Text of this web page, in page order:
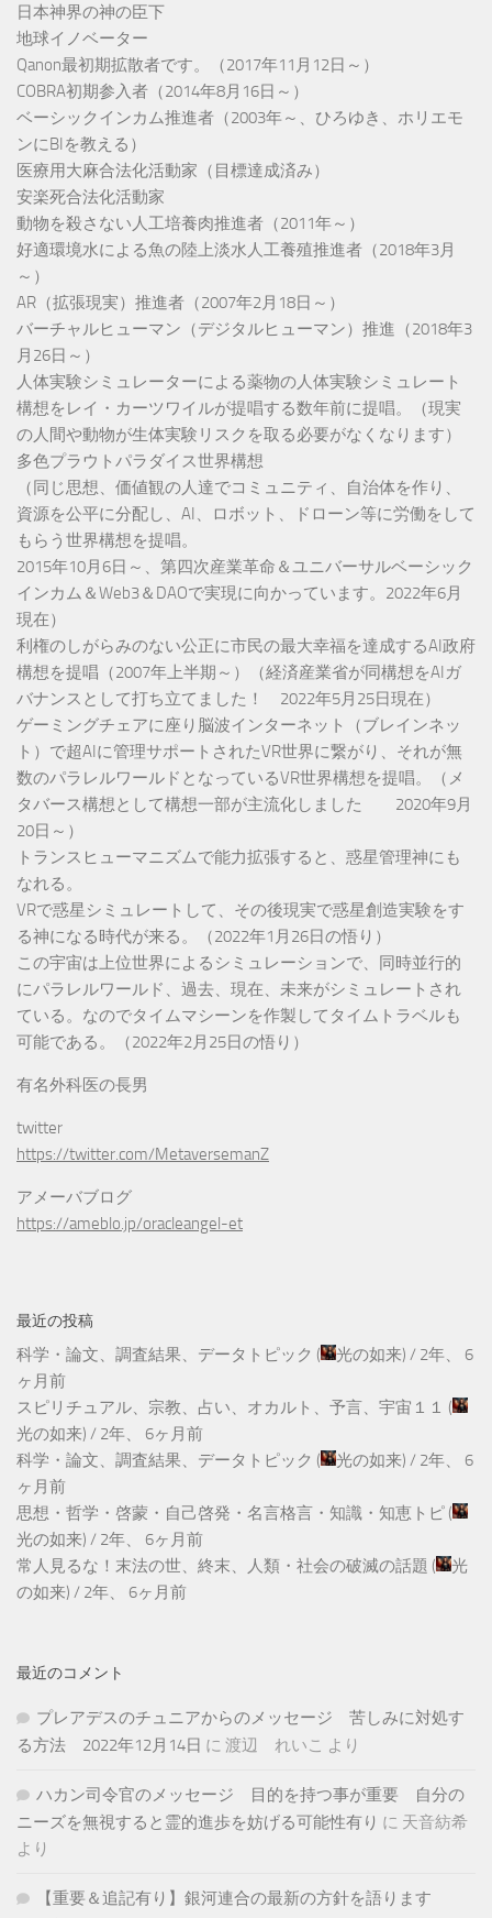
日本神界の神の臣下
地球イノベーター
Qanon最初期拡散者です。（2017年11月12日～）
COBRA初期参入者（2014年8月16日～）
ベーシックインカム推進者（2003年～、ひろゆき、ホリエモ
ンにBIを教える）
医療用大麻合法化活動家（目標達成済み）
安楽死合法化活動家
動物を殺さない人工培養肉推進者（2011年～）
好適環境水による魚の陸上淡水人工養殖推進者（2018年3月
～）
AR（拡張現実）推進者（2007年2月18日～）
バーチャルヒューマン（デジタルヒューマン）推進（2018年3
月26日～）
人体実験シミュレーターによる薬物の人体実験シミュレート
構想をレイ・カーツワイルが提唱する数年前に提唱。（現実
の人間や動物が生体実験リスクを取る必要がなくなります）
多色プラウトパラダイス世界構想
（同じ思想、価値観の人達でコミュニティ、自治体を作り、
資源を公平に分配し、AI、ロボット、ドローン等に労働をして
もらう世界構想を提唱。
2015年10月6日～、第四次産業革命＆ユニバーサルベーシック
インカム＆Web3＆DAOで実現に向かっています。2022年6月
現在）
利権のしがらみのない公正に市民の最大幸福を達成するAI政府
構想を提唱（2007年上半期～）（経済産業省が同構想をAIガ
バナンスとして打ち立てました！ 2022年5月25日現在）
ゲーミングチェアに座り脳波インターネット（ブレインネッ
ト）で超AIに管理サポートされたVR世界に繋がり、それが無
数のパラレルワールドとなっているVR世界構想を提唱。（メ
タバース構想として構想一部が主流化しました 2020年9月
20日～）
トランスヒューマニズムで能力拡張すると、惑星管理神にも
なれる。
VRで惑星シミュレートして、その後現実で惑星創造実験をす
る神になる時代が来る。（2022年1月26日の悟り）
この宇宙は上位世界によるシミュレーションで、同時並行的
にパラレルワールド、過去、現在、未来がシミュレートされ
ている。なのでタイムマシーンを作製してタイムトラベルも
可能である。（2022年2月25日の悟り）
有名外科医の長男
twitter
https://twitter.com/MetaversemanZ
アメーバブログ
https://ameblo.jp/oracleangel-et
最近の投稿
科学・論文、調査結果、データトピック ( 光の如来) / 2年、 6
ヶ月前
スピリチュアル、宗教、占い、オカルト、予言、宇宙１１ (
光の如来) / 2年、 6ヶ月前
科学・論文、調査結果、データトピック ( 光の如来) / 2年、 6
ヶ月前
思想・哲学・啓蒙・自己啓発・名言格言・知識・知恵トピ (
光の如来) / 2年、 6ヶ月前
常人見るな！末法の世、終末、人類・社会の破滅の話題 (
光
の如来) / 2年、 6ヶ月前
最近のコメント
プレアデスのチュニアからのメッセージ 苦しみに対処す
る方法 2022年12月14日 に 渡辺 れいこ より
ハカン司令官のメッセージ 目的を持つ事が重要 自分の
ニーズを無視すると霊的進歩を妨げる可能性有り に 天音紡希
より
【重要＆追記有り】銀河連合の最新の方針を語ります